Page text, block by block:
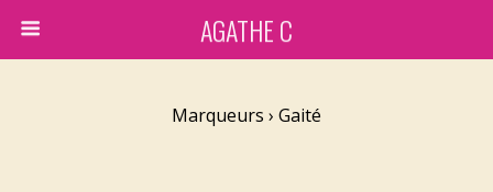
AGATHE C
Marqueurs › Gaité